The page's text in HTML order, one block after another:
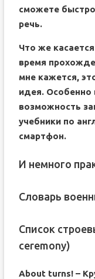
сможете
речь.
Что же
время
мне кажется,
идея. Особенно
возможность
учебники по
смартфон.
И немного
Словарь
Список
ceremony)
About turns! –